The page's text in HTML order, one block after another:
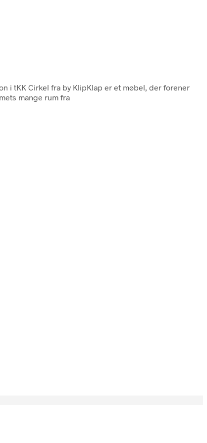
i tKK Cirkel fra by KlipKlap er et møbel, der forener
mange rum fra